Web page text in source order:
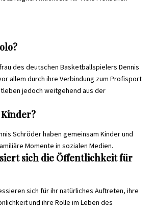
des deutschen Basketballspielers Dennis
allem durch ihre Verbindung zum Profisport
jedoch weitgehend aus der
Schröder haben gemeinsam Kinder und
Momente in sozialen Medien.
sich die Öffentlichkeit für
sich für ihr natürliches Auftreten, ihre
und ihre Rolle im Leben des